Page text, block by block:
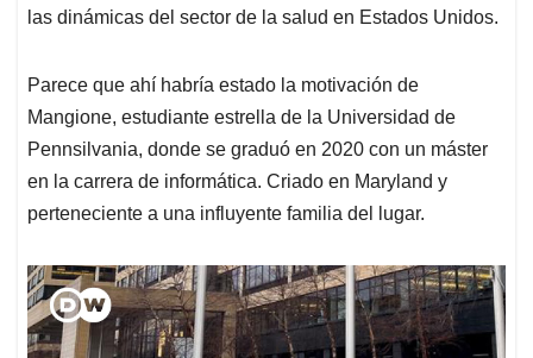
las dinámicas del sector de la salud en Estados Unidos.
Parece que ahí habría estado la motivación de
Mangione, estudiante estrella de la Universidad de
Pennsilvania, donde se graduó en 2020 con un máster
en la carrera de informática. Criado en Maryland y
perteneciente a una influyente familia del lugar.